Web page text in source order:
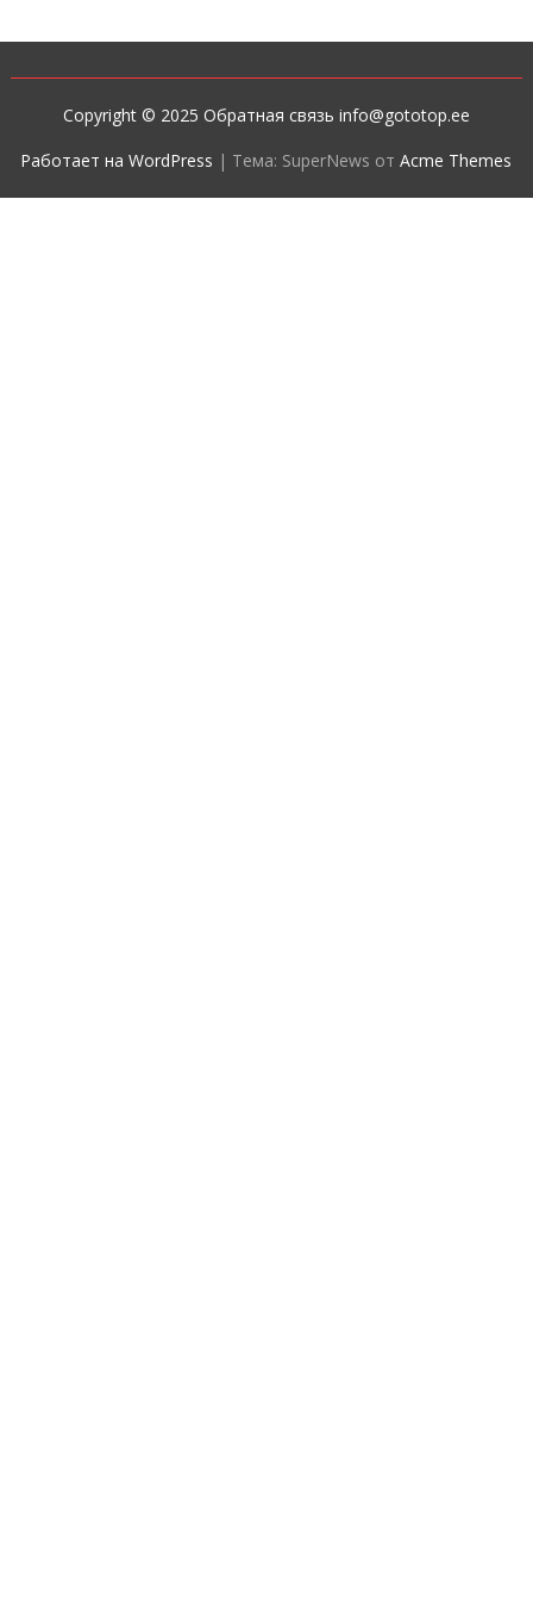
Copyright © 2025 Обратная связь info@gototop.ee
Работает на WordPress | Тема: SuperNews отAcme Themes